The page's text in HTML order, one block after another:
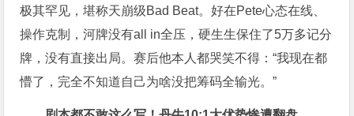
极其罕见，堪称天崩级Bad Beat。好在Pete心态在线、
操作克制，河牌没有all in全压，硬生生保住了5万多记分
牌，没有直接出局。赛后他本人都哭笑不得：“我现在都
懵了，完全不知道自己为啥没把筹码全输光。”